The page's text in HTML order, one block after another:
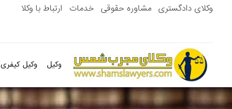
وکلای دادگستری مشاوره حقوقی خدمات ارتباط با وکلا
وکیل وکیل کیفری